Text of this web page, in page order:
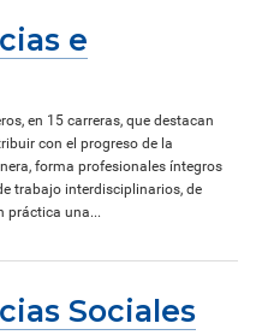
e
en 15 carreras, que destacan
con el progreso de la
forma profesionales íntegros
trabajo interdisciplinarios, de
práctica una...
Sociales